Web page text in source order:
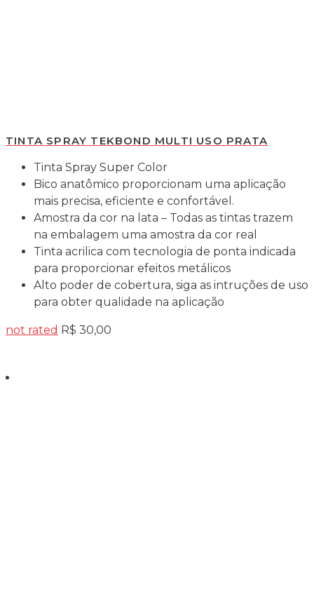
TINTA SPRAY TEKBOND MULTI USO PRATA
Tinta Spray Super Color
Bico anatômico proporcionam uma aplicação
mais precisa, eficiente e confortável.
Amostra da cor na lata – Todas as tintas trazem
na embalagem uma amostra da cor real
Tinta acrilica com tecnologia de ponta indicada
para proporcionar efeitos metálicos
Alto poder de cobertura, siga as intruções de uso
para obter qualidade na aplicação
not rated R$ 30,00